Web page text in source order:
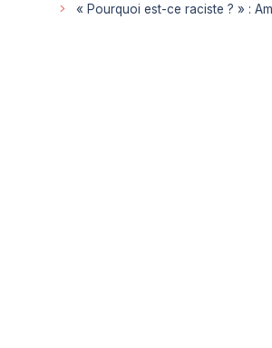
« Pourquoi est-ce raciste ? » :